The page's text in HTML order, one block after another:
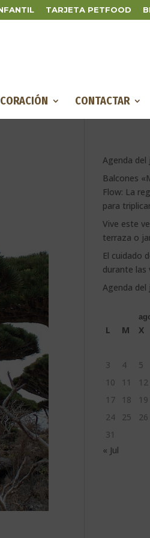
TARJETA PETFOOD
CONTACTAR
Agenda
Balcones
Flow: La
para
Vive este
terraza o
El cuidado
durante las
Agenda del
L M X
3
4 5
10
11 12
17
18 19
24
25 26
31
« Jul